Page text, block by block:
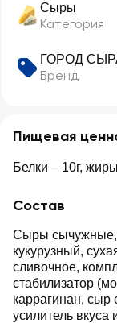
Сыры
Категория
ГОРОД
Бренд
Пищевая
Белки – 10г,
Состав
Сыры сычужные,
кукурузный,
сливочное,
стабилизатор
каррагинан, сыр
усилитель